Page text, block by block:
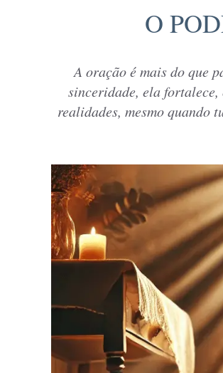
O
A oração é mais do que
sinceridade, ela
realidades, mesmo quando